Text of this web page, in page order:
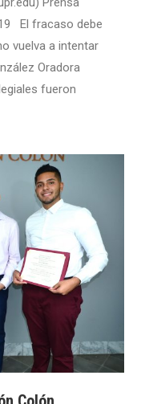
El fracaso debe
vuelva a intentar
Oradora
fueron